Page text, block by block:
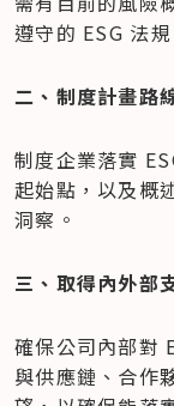
遵守的 ESG 法
二、制度計畫路
制度企業落實
起始點，以及概
洞察。
三、取得內外部
確保公司內部對
與供應鏈、合作